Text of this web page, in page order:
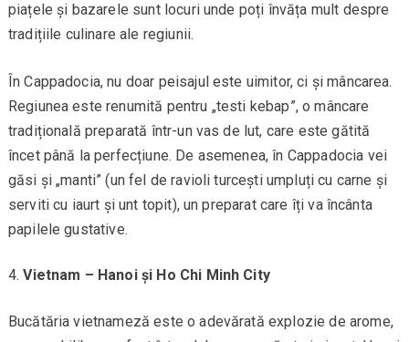
piațele și bazarele sunt locuri unde poți învăța mult despre
tradițiile culinare ale regiunii.
În Cappadocia, nu doar peisajul este uimitor, ci și mâncarea.
Regiunea este renumită pentru „testi kebap”, o mâncare
tradițională preparată într-un vas de lut, care este gătită
încet până la perfecțiune. De asemenea, în Cappadocia vei
găsi și „manti” (un fel de ravioli turcești umpluți cu carne și
serviti cu iaurt și unt topit), un preparat care îți va încânta
papilele gustative.
Vietnam – Hanoi și Ho Chi Minh City
Bucătăria vietnameză este o adevărată explozie de arome,